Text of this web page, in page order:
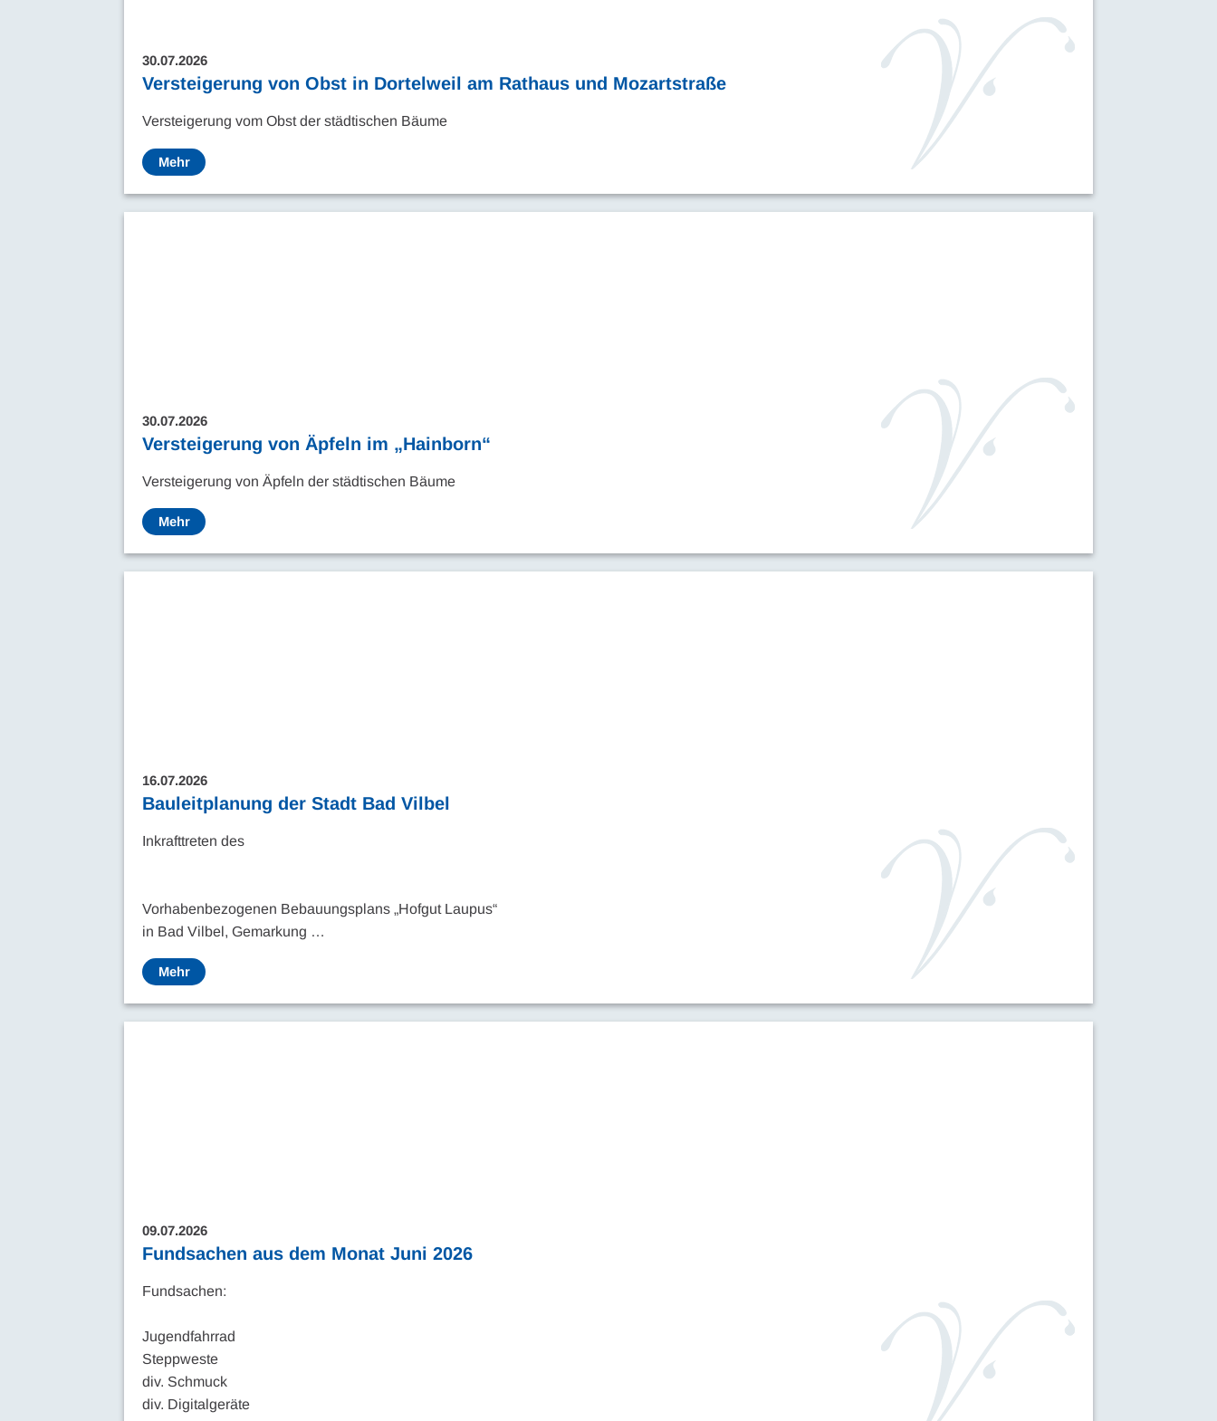
30.07.2026
Versteigerung von Obst in Dortelweil am Rathaus und Mozartstraße
Versteigerung vom Obst der städtischen Bäume
Mehr
30.07.2026
Versteigerung von Äpfeln im „Hainborn“
Versteigerung von Äpfeln der städtischen Bäume
Mehr
16.07.2026
Bauleitplanung der Stadt Bad Vilbel
Inkrafttreten des
Vorhabenbezogenen Bebauungsplans „Hofgut Laupus“
in Bad Vilbel, Gemarkung …
Mehr
09.07.2026
Fundsachen aus dem Monat Juni 2026
Fundsachen:
Jugendfahrrad
Steppweste
div. Schmuck
div. Digitalgeräte